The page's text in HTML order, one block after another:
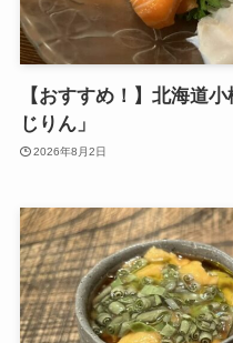
【おすすめ！】北海道
じりん」
2026年8月2日